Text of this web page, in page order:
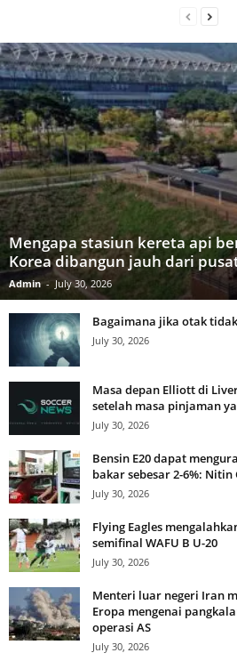
Mengapa stasiun kereta api
Korea dibangun jauh dari
Admin - July 30, 2026
Bagaimana jika otak
July 30, 2026
Masa depan Elliott di
setelah masa pinjaman
July 30, 2026
Bensin E20 dapat
bakar sebesar 2-6%: Nitin
July 30, 2026
Flying Eagles
semifinal WAFU B U-20
July 30, 2026
Menteri luar negeri Iran
Eropa mengenai
operasi AS
July 30, 2026